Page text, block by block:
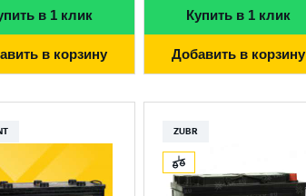
в 1 клик
в корзину
Купить в 1 клик
Добавить в корзину
ZUBR